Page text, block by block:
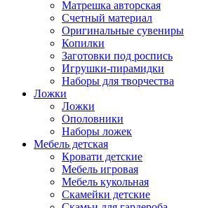
Матрешка авторская
Счетный материал
Оригинальные сувениры
Копилки
Заготовки под роспись
Игрушки-пирамидки
Наборы для творчества
Ложки
Ложки
Ополовники
Наборы ложек
Мебель детская
Кровати детские
Мебель игровая
Мебель кукольная
Скамейки детские